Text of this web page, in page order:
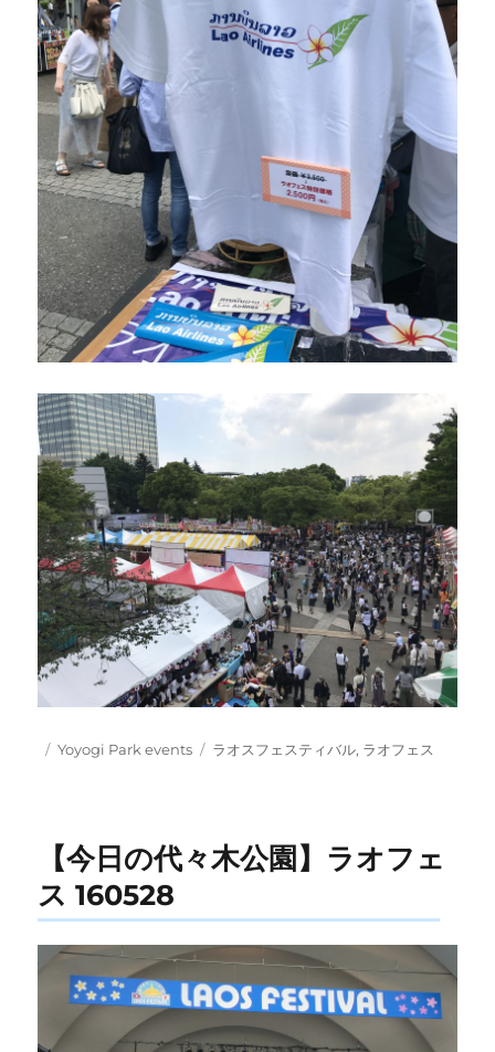
Posted
Categories
Yoyogi Park events Tags
ラオスフェスティバル, ラオフェス
【今日の代々木公園】ラオフェ
ス 160528